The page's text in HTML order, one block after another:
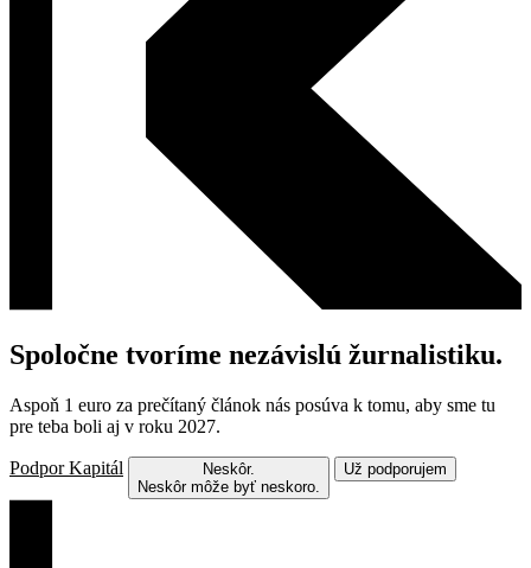
Spoločne tvoríme nezávislú žurnalistiku.
Aspoň 1 euro za prečítaný článok nás posúva k tomu, aby sme tu
pre teba boli aj v roku 2027.
Podpor Kapitál
Neskôr.
Neskôr môže byť neskoro.
Už podporujem